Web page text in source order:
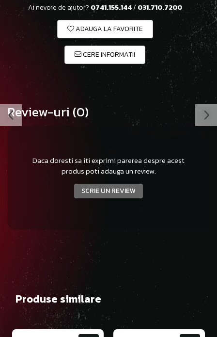
Ai nevoie de ajutor? 0741.155.144/ 031.710.7200
ADAUGA LA FAVORITE
CERE INFORMATII
Review-uri (0)
Daca doresti sa iti exprimi parerea despre acest
produs poti adauga un review.
SCRIE UN REVIEW
Produse similare